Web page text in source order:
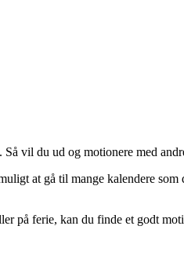
vil du ud og motionere med
at gå til mange kalendere som
på ferie, kan du finde et godt